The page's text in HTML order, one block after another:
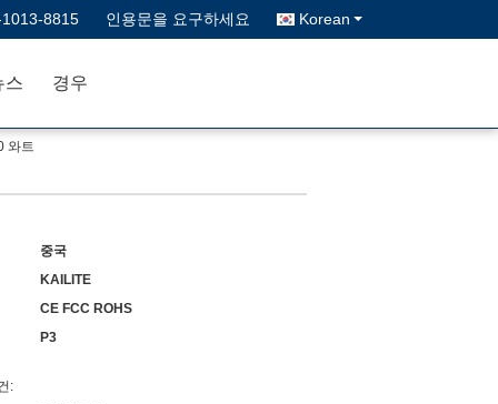
8815 인용문을 요구하세요 Korean
스 경우
와트
중국
KAILITE
CE FCC ROHS
P3
: